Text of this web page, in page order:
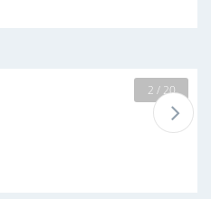
2 / 20